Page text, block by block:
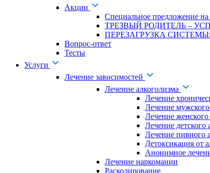
Акции
Специальное предложение на
ТРЕЗВЫЙ РОДИТЕЛЬ –
ПЕРЕЗАГРУЗКА
Вопрос-ответ
Тесты
Услуги
Лечение зависимостей
Лечение алкоголизма
Лечение
Лечение мужского
Лечение женского
Лечение детского
Лечение пивного
Детоксикация от
Анонимное
Лечение наркомании
Раскодирование